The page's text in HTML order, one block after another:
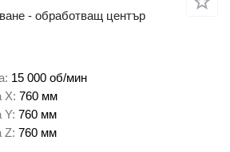
- обработващ център
15 000 об/мин
X 760 мм
Y 760 мм
Z 760 мм